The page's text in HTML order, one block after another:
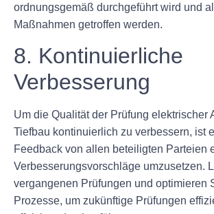
ordnungsgemäß durchgeführt wird und
Maßnahmen getroffen werden.
8. Kontinuierliche
Verbesserung
Um die Qualität der Prüfung elektrischer
Tiefbau kontinuierlich zu verbessern, ist
Feedback von allen beteiligten Parteien
Verbesserungsvorschläge umzusetzen.
vergangenen Prüfungen und optimieren
Prozesse, um zukünftige Prüfungen